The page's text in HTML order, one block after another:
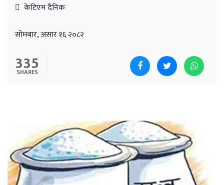
केटिएम दैनिक
सोमबार, असार १६ २०८२
335
SHARES